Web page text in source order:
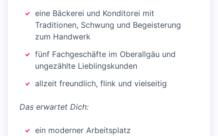
eine Bäckerei und Konditorei mit
Traditionen, Schwung und Begeisterung
zum Handwerk
fünf Fachgeschäfte im Oberallgäu und
ungezählte Lieblingskunden
allzeit freundlich, flink und vielseitig
Das erwartet Dich:
ein moderner Arbeitsplatz